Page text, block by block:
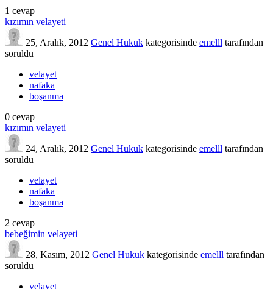
1 cevap
kızımın velayeti
25, Aralık, 2012 Genel Hukuk kategorisinde emelll tarafından
soruldu
velayet
nafaka
boşanma
0 cevap
kızımın velayeti
24, Aralık, 2012 Genel Hukuk kategorisinde emelll tarafından
soruldu
velayet
nafaka
boşanma
2 cevap
bebeğimin velayeti
28, Kasım, 2012 Genel Hukuk kategorisinde emelll tarafından
soruldu
velayet